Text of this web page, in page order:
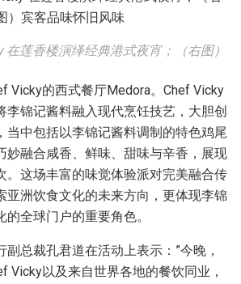
在莲香楼演绎经典港式夜宵；（右图）
Vicky的西式餐厅Medora。Chef Vicky
李锦记酱料融入现代烹饪技艺，大胆创
当中包括以李锦记酱料调制的特色鸡尾
妙融合咸香、鲜味、甜味与辛香，展现
。这场丰富的味觉体验派对完美融合传
亚洲饮食文化的未来方向，更体现李锦
全球门户的重要角色。
总裁孔君道在活动上表示：”今晚，
Vicky以及来自世界各地的餐饮同业，